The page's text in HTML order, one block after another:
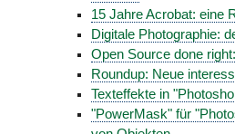
15 Jahre Acrobat: eine
Digitale Photographie:
Open Source done
Roundup: Neue
Texteffekte in
"PowerMask" für